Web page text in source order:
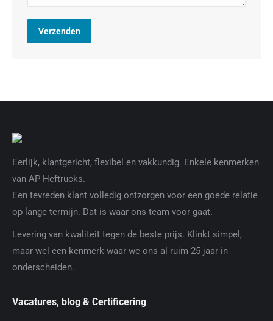
Verzenden
Eerlijk, klantgericht, flexibel en vakkundig. Enkele kenmerken
van AP Heftrucks.
Een tevreden klant volledig ontzorgen voor een goede relatie
op lange termijn. Dat is waar ons team voor gaat.
Levering van kwaliteit tegen de beste prijs. Klinkt simpel,
maar wel een kenmerk waar we ons al ruim 25 jaar in
onderscheiden.
Vacatures, blog & Certificering